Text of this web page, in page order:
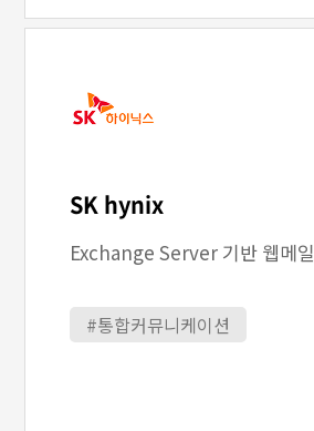
SK hynix
Exchange Server 기반 웹메일
#통합커뮤니케이션